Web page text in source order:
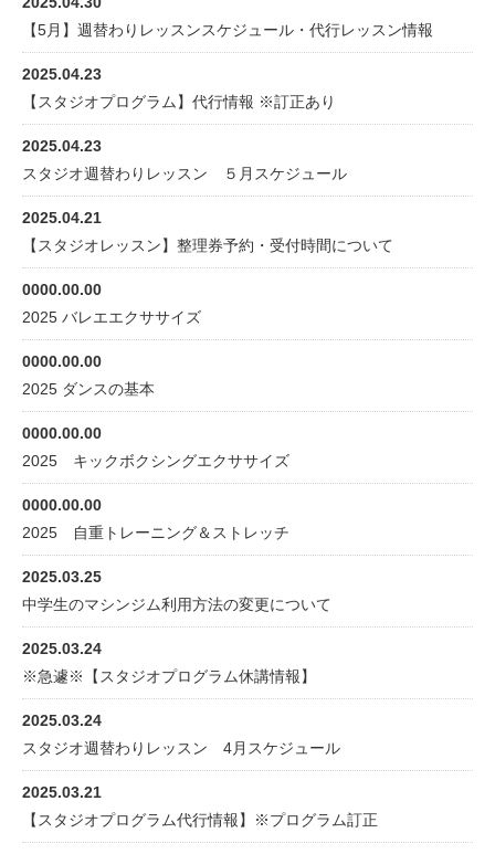
【5月】週替わりレッスンスケジュール・代行レッスン情報
2025.04.23
【スタジオプログラム】代行情報 ※訂正あり
2025.04.23
スタジオ週替わりレッスン ５月スケジュール
2025.04.21
【スタジオレッスン】整理券予約・受付時間について
0000.00.00
2025 バレエエクササイズ
0000.00.00
2025 ダンスの基本
0000.00.00
2025 キックボクシングエクササイズ
0000.00.00
2025 自重トレーニング＆ストレッチ
2025.03.25
中学生のマシンジム利用方法の変更について
2025.03.24
※急遽※【スタジオプログラム休講情報】
2025.03.24
スタジオ週替わりレッスン 4月スケジュール
2025.03.21
【スタジオプログラム代行情報】※プログラム訂正